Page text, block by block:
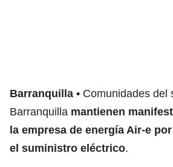
Barranquilla
Comunidades del
Barranquilla mantienen
la empresa de energía Air-e
el suministro eléctrico.